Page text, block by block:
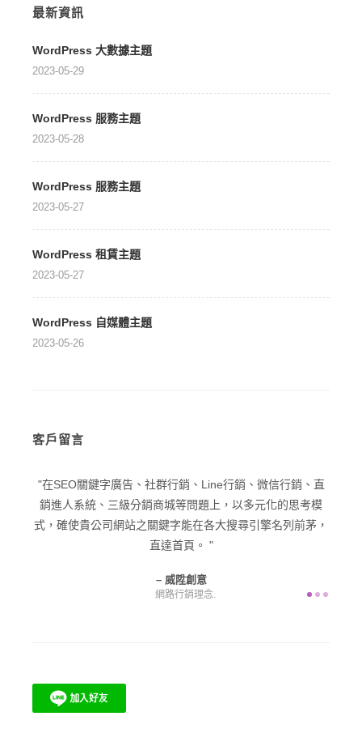
最新資訊
WordPress 大數據主題
2023-05-29
WordPress 服務主題
2023-05-28
WordPress 服務主題
2023-05-27
WordPress 租賃主題
2023-05-27
WordPress 自媒體主題
2023-05-26
客戶留言
在SEO關鍵字廣告、社群行銷、Line行銷、微信行銷、直
銷進人系統、三級分銷商城等問題上，以多元化的思考模
式，確使貴公司網站之關鍵字能在各大搜尋引擎名列前茅，
直達首頁。
威陞創意
網路行銷理念.